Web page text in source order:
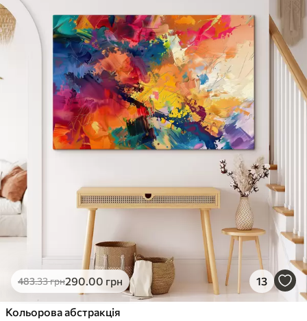
✓Яскраві, насичені кольори
Стійкість до вицвітання
Безпечне чорнило без запаху
Поверхня з текстурою полотна
Екологічний матеріал
Преміум
363.00грн
✓
✓
✓ Безпечне чорнило без запаху
✓ Поверхня з текстурою полотна
✗ Екологічний матеріал
Еко-Преміум
.00грн
✓Яскраві, насичені кольори
483.33грн290.00 грн 13
Кольорова абстракція